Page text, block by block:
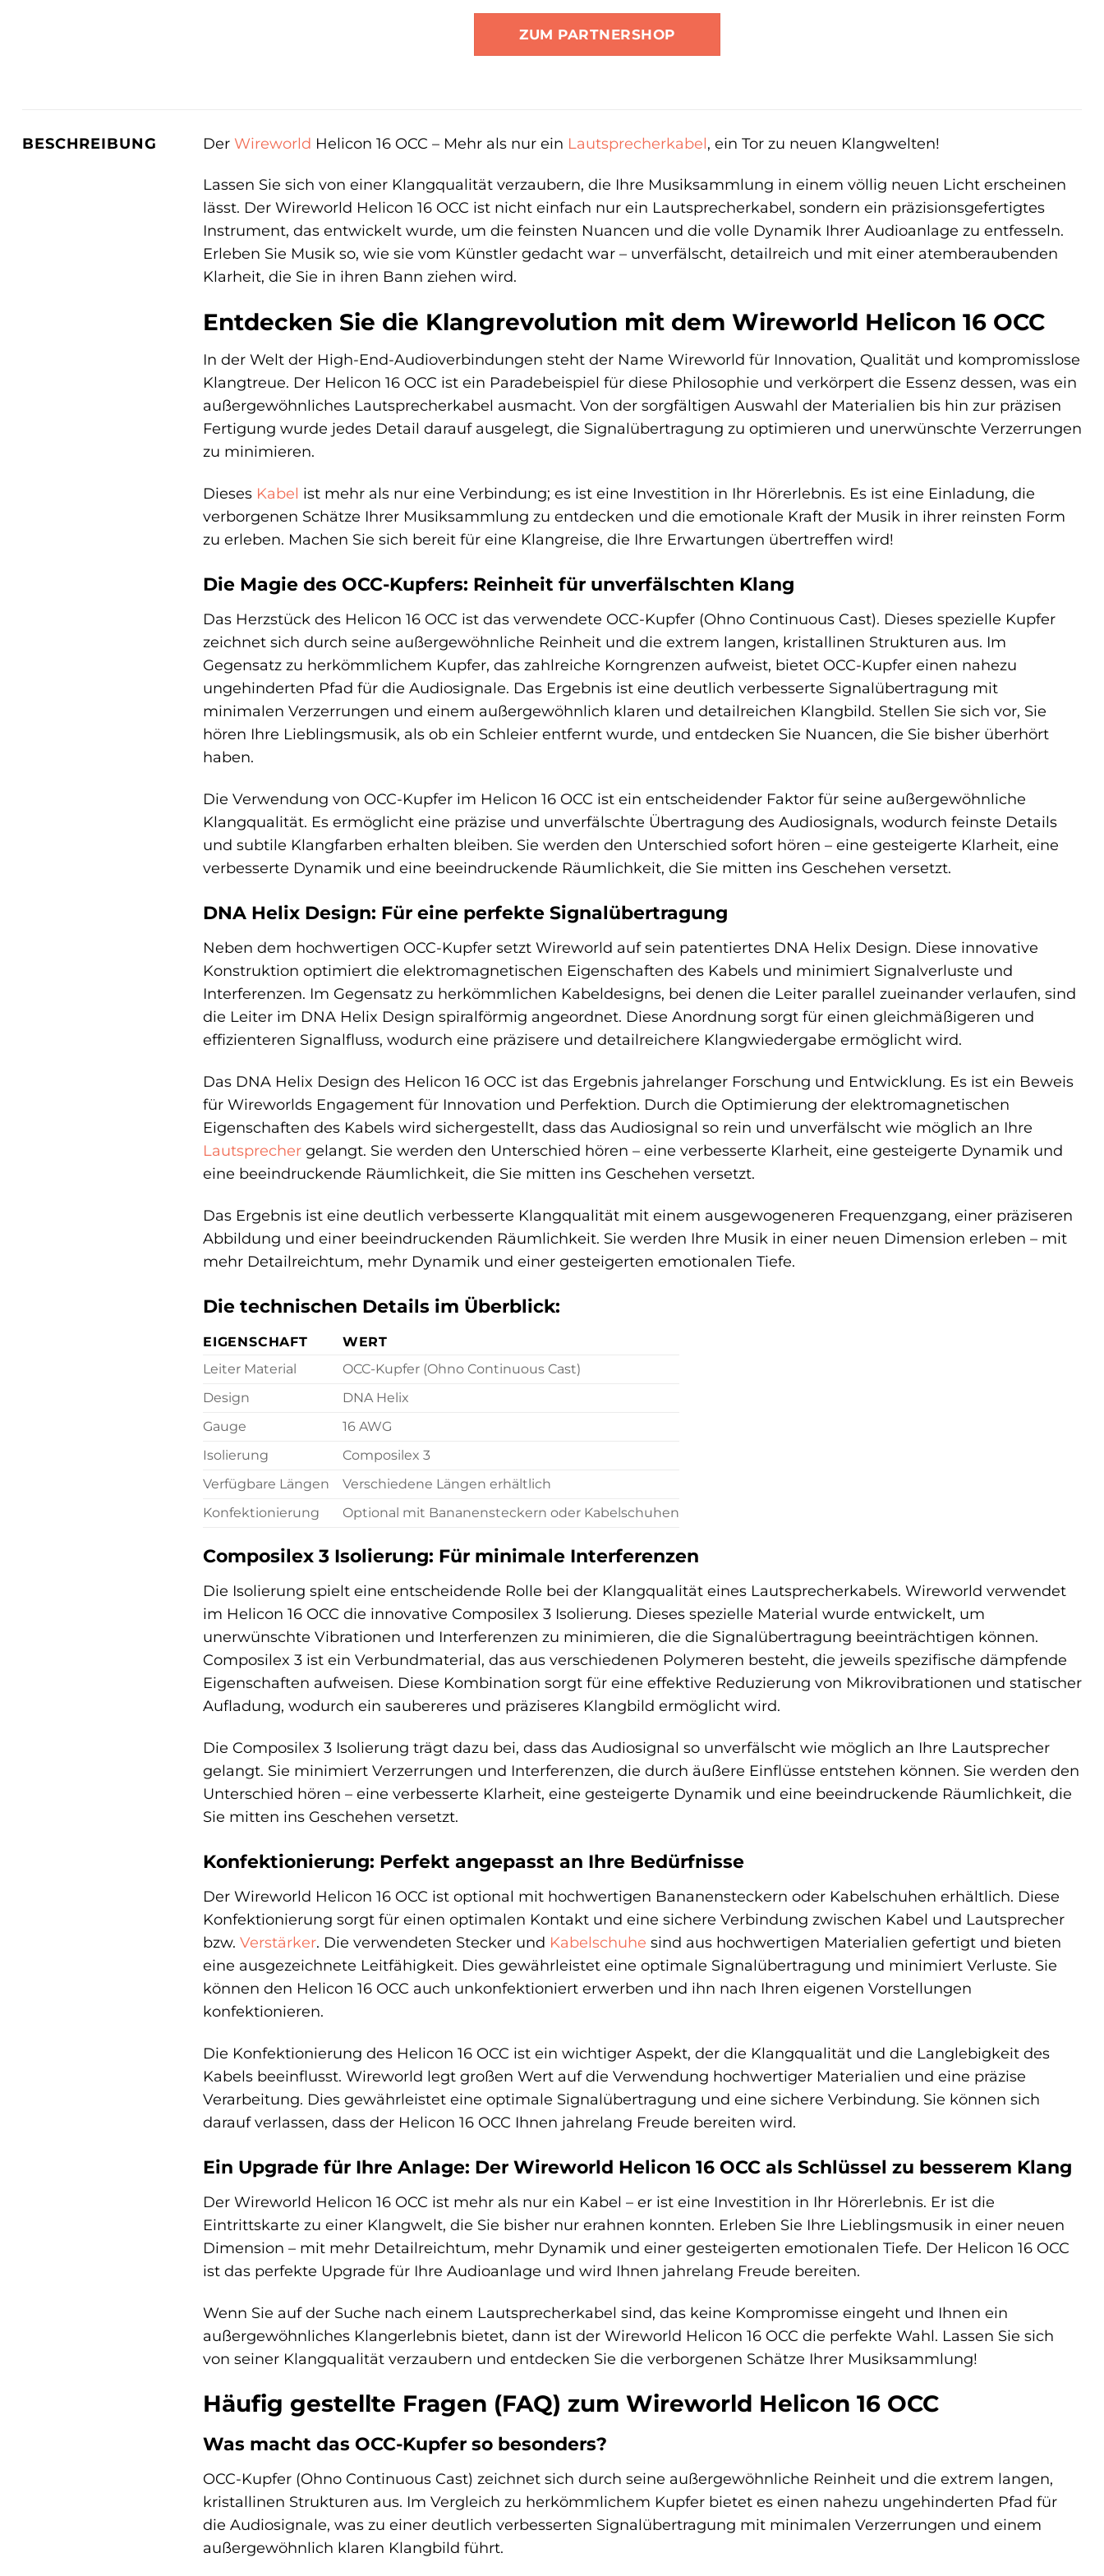
ZUM PARTNERSHOP
BESCHREIBUNG Der Wireworld Helicon 16 OCC – Mehr als nur ein Lautsprecherkabel, ein Tor zu neuen Klangwelten!
Lassen Sie sich von einer Klangqualität verzaubern, die Ihre Musiksammlung in einem völlig neuen Licht erscheinen
lässt. Der Wireworld Helicon 16 OCC ist nicht einfach nur ein Lautsprecherkabel, sondern ein präzisionsgefertigtes
Instrument, das entwickelt wurde, um die feinsten Nuancen und die volle Dynamik Ihrer Audioanlage zu entfesseln.
Erleben Sie Musik so, wie sie vom Künstler gedacht war – unverfälscht, detailreich und mit einer atemberaubenden
Klarheit, die Sie in ihren Bann ziehen wird.
Entdecken Sie die Klangrevolution mit dem Wireworld Helicon 16 OCC
In der Welt der High-End-Audioverbindungen steht der Name Wireworld für Innovation, Qualität und kompromisslose
Klangtreue. Der Helicon 16 OCC ist ein Paradebeispiel für diese Philosophie und verkörpert die Essenz dessen, was ein
außergewöhnliches Lautsprecherkabel ausmacht. Von der sorgfältigen Auswahl der Materialien bis hin zur präzisen
Fertigung wurde jedes Detail darauf ausgelegt, die Signalübertragung zu optimieren und unerwünschte Verzerrungen
zu minimieren.
Dieses Kabel ist mehr als nur eine Verbindung; es ist eine Investition in Ihr Hörerlebnis. Es ist eine Einladung, die
verborgenen Schätze Ihrer Musiksammlung zu entdecken und die emotionale Kraft der Musik in ihrer reinsten Form
zu erleben. Machen Sie sich bereit für eine Klangreise, die Ihre Erwartungen übertreffen wird!
Die Magie des OCC-Kupfers: Reinheit für unverfälschten Klang
Das Herzstück des Helicon 16 OCC ist das verwendete OCC-Kupfer (Ohno Continuous Cast). Dieses spezielle Kupfer
zeichnet sich durch seine außergewöhnliche Reinheit und die extrem langen, kristallinen Strukturen aus. Im
Gegensatz zu herkömmlichem Kupfer, das zahlreiche Korngrenzen aufweist, bietet OCC-Kupfer einen nahezu
ungehinderten Pfad für die Audiosignale. Das Ergebnis ist eine deutlich verbesserte Signalübertragung mit
minimalen Verzerrungen und einem außergewöhnlich klaren und detailreichen Klangbild. Stellen Sie sich vor, Sie
hören Ihre Lieblingsmusik, als ob ein Schleier entfernt wurde, und entdecken Sie Nuancen, die Sie bisher überhört
haben.
Die Verwendung von OCC-Kupfer im Helicon 16 OCC ist ein entscheidender Faktor für seine außergewöhnliche
Klangqualität. Es ermöglicht eine präzise und unverfälschte Übertragung des Audiosignals, wodurch feinste Details
und subtile Klangfarben erhalten bleiben. Sie werden den Unterschied sofort hören – eine gesteigerte Klarheit, eine
verbesserte Dynamik und eine beeindruckende Räumlichkeit, die Sie mitten ins Geschehen versetzt.
DNA Helix Design: Für eine perfekte Signalübertragung
Neben dem hochwertigen OCC-Kupfer setzt Wireworld auf sein patentiertes DNA Helix Design. Diese innovative
Konstruktion optimiert die elektromagnetischen Eigenschaften des Kabels und minimiert Signalverluste und
Interferenzen. Im Gegensatz zu herkömmlichen Kabeldesigns, bei denen die Leiter parallel zueinander verlaufen, sind
die Leiter im DNA Helix Design spiralförmig angeordnet. Diese Anordnung sorgt für einen gleichmäßigeren und
effizienteren Signalfluss, wodurch eine präzisere und detailreichere Klangwiedergabe ermöglicht wird.
Das DNA Helix Design des Helicon 16 OCC ist das Ergebnis jahrelanger Forschung und Entwicklung. Es ist ein Beweis
für Wireworlds Engagement für Innovation und Perfektion. Durch die Optimierung der elektromagnetischen
Eigenschaften des Kabels wird sichergestellt, dass das Audiosignal so rein und unverfälscht wie möglich an Ihre
Lautsprecher gelangt. Sie werden den Unterschied hören – eine verbesserte Klarheit, eine gesteigerte Dynamik und
eine beeindruckende Räumlichkeit, die Sie mitten ins Geschehen versetzt.
Das Ergebnis ist eine deutlich verbesserte Klangqualität mit einem ausgewogeneren Frequenzgang, einer präziseren
Abbildung und einer beeindruckenden Räumlichkeit. Sie werden Ihre Musik in einer neuen Dimension erleben – mit
mehr Detailreichtum, mehr Dynamik und einer gesteigerten emotionalen Tiefe.
Die technischen Details im Überblick:
EIGENSCHAFT
WERT
Leiter Material
OCC-Kupfer (Ohno Continuous Cast)
Design
DNA Helix
Gauge
16 AWG
Isolierung
Composilex 3
Verfügbare Längen
Verschiedene Längen erhältlich
Konfektionierung
Optional mit Bananensteckern oder Kabelschuhen
Composilex 3 Isolierung: Für minimale Interferenzen
Die Isolierung spielt eine entscheidende Rolle bei der Klangqualität eines Lautsprecherkabels. Wireworld verwendet
im Helicon 16 OCC die innovative Composilex 3 Isolierung. Dieses spezielle Material wurde entwickelt, um
unerwünschte Vibrationen und Interferenzen zu minimieren, die die Signalübertragung beeinträchtigen können.
Composilex 3 ist ein Verbundmaterial, das aus verschiedenen Polymeren besteht, die jeweils spezifische dämpfende
Eigenschaften aufweisen. Diese Kombination sorgt für eine effektive Reduzierung von Mikrovibrationen und statischer
Aufladung, wodurch ein saubereres und präziseres Klangbild ermöglicht wird.
Die Composilex 3 Isolierung trägt dazu bei, dass das Audiosignal so unverfälscht wie möglich an Ihre Lautsprecher
gelangt. Sie minimiert Verzerrungen und Interferenzen, die durch äußere Einflüsse entstehen können. Sie werden den
Unterschied hören – eine verbesserte Klarheit, eine gesteigerte Dynamik und eine beeindruckende Räumlichkeit, die
Sie mitten ins Geschehen versetzt.
Konfektionierung: Perfekt angepasst an Ihre Bedürfnisse
Der Wireworld Helicon 16 OCC ist optional mit hochwertigen Bananensteckern oder Kabelschuhen erhältlich. Diese
Konfektionierung sorgt für einen optimalen Kontakt und eine sichere Verbindung zwischen Kabel und Lautsprecher
bzw. Verstärker. Die verwendeten Stecker und Kabelschuhe sind aus hochwertigen Materialien gefertigt und bieten
eine ausgezeichnete Leitfähigkeit. Dies gewährleistet eine optimale Signalübertragung und minimiert Verluste. Sie
können den Helicon 16 OCC auch unkonfektioniert erwerben und ihn nach Ihren eigenen Vorstellungen
konfektionieren.
Die Konfektionierung des Helicon 16 OCC ist ein wichtiger Aspekt, der die Klangqualität und die Langlebigkeit des
Kabels beeinflusst. Wireworld legt großen Wert auf die Verwendung hochwertiger Materialien und eine präzise
Verarbeitung. Dies gewährleistet eine optimale Signalübertragung und eine sichere Verbindung. Sie können sich
darauf verlassen, dass der Helicon 16 OCC Ihnen jahrelang Freude bereiten wird.
Ein Upgrade für Ihre Anlage: Der Wireworld Helicon 16 OCC als Schlüssel zu besserem Klang
Der Wireworld Helicon 16 OCC ist mehr als nur ein Kabel – er ist eine Investition in Ihr Hörerlebnis. Er ist die
Eintrittskarte zu einer Klangwelt, die Sie bisher nur erahnen konnten. Erleben Sie Ihre Lieblingsmusik in einer neuen
Dimension – mit mehr Detailreichtum, mehr Dynamik und einer gesteigerten emotionalen Tiefe. Der Helicon 16 OCC
ist das perfekte Upgrade für Ihre Audioanlage und wird Ihnen jahrelang Freude bereiten.
Wenn Sie auf der Suche nach einem Lautsprecherkabel sind, das keine Kompromisse eingeht und Ihnen ein
außergewöhnliches Klangerlebnis bietet, dann ist der Wireworld Helicon 16 OCC die perfekte Wahl. Lassen Sie sich
von seiner Klangqualität verzaubern und entdecken Sie die verborgenen Schätze Ihrer Musiksammlung!
Häufig gestellte Fragen (FAQ) zum Wireworld Helicon 16 OCC
Was macht das OCC-Kupfer so besonders?
OCC-Kupfer (Ohno Continuous Cast) zeichnet sich durch seine außergewöhnliche Reinheit und die extrem langen,
kristallinen Strukturen aus. Im Vergleich zu herkömmlichem Kupfer bietet es einen nahezu ungehinderten Pfad für
die Audiosignale, was zu einer deutlich verbesserten Signalübertragung mit minimalen Verzerrungen und einem
außergewöhnlich klaren Klangbild führt.